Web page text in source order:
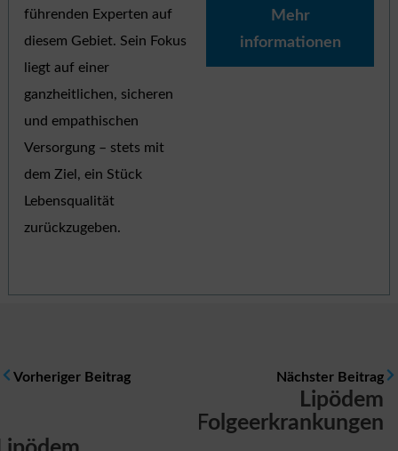
führenden Experten auf
diesem Gebiet. Sein Fokus
liegt auf einer
ganzheitlichen, sicheren
und empathischen
Versorgung – stets mit
dem Ziel, ein Stück
Lebensqualität
zurückzugeben.
Mehr
informationen
Vorheriger Beitrag Nächster Beitrag
Lipödem
Folgeerkrankungen